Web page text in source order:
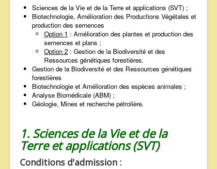
Sciences de la Vie et de la Terre et applications (SVT) ;
Biotechnologie, Amélioration des Productions Végétales et
production des semences
Option 1 : Amélioration des plantes et production des
semences et plans ;
Option 2 : Gestion de la Biodiversité et des
Ressources génétiques forestières.
Gestion de la Biodiversité et des Ressources génétiques
forestières
Biotechnologie et Amélioration des espèces animales ;
Analyse Biomédicale (ABM) ;
Géologie, Mines et recherche pétrolière.
1. Sciences de la Vie et de la
Terre et applications (SVT)
Conditions d'admission :